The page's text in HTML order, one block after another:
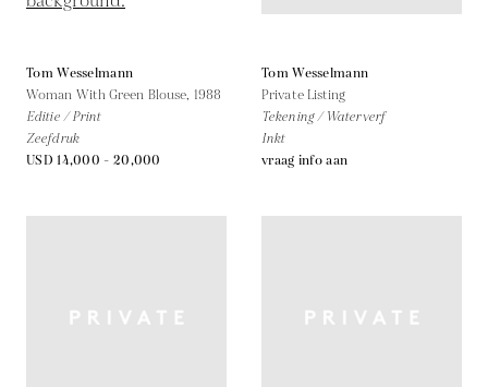
Tom Wesselmann
Woman With Green Blouse, 1988
Editie / Print
Zeefdruk
USD 14,000 - 20,000
Tom Wesselmann
Private Listing
Tekening / Waterverf
Inkt
vraag info aan